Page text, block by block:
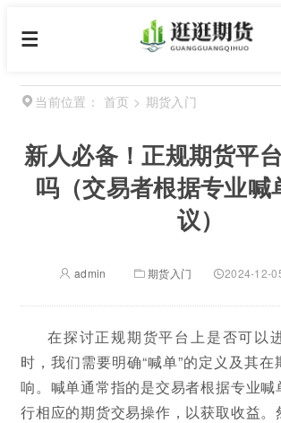
当前位置： 首页 > 期货入门
新人必备！正规期货平
吗（交易者根据专业喊
议）
admin 期货入门 2024-12-
在探讨正规期货平台上是否可以
时，我们需要明确“喊单”的定义及其
响。喊单通常指的是交易者根据专业
行相应的期货交易操作，以获取收益。